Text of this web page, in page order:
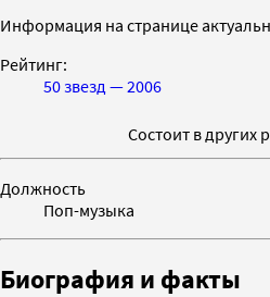
Информация на странице
Рейтинг:
50 звезд — 2006
Состоит в других
Должность
Поп-музыка
Биография и факты